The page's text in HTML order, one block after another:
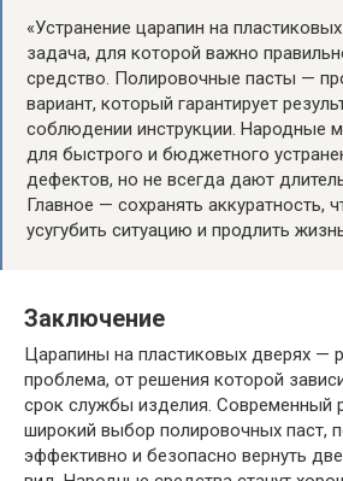
«Устранение царапин на
задача, для которой важно
средство. Полировочные пасты —
вариант, который гарантирует
соблюдении инструкции. Народные
для быстрого и бюджетного
дефектов, но не всегда дают
Главное — сохранять аккуратность,
усугубить ситуацию и продлить
Заключение
Царапины на пластиковых дверях —
проблема, от решения которой
срок службы изделия. Современный
широкий выбор полировочных паст,
эффективно и безопасно вернуть